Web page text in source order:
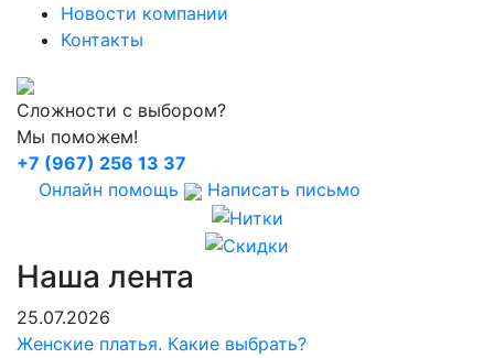
Новости компании
Контакты
Сложности с выбором?
Мы поможем!
+7 (967) 256 13 37
Онлайн помощь
Написать письмо
Наша лента
25.07.2026
Женские платья. Какие выбрать?